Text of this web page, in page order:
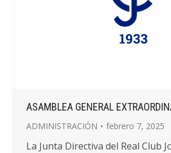
ASAMBLEA GENERAL
ADMINISTRACIÓN febrero 7, 2025
La Junta Directiva del Real Club